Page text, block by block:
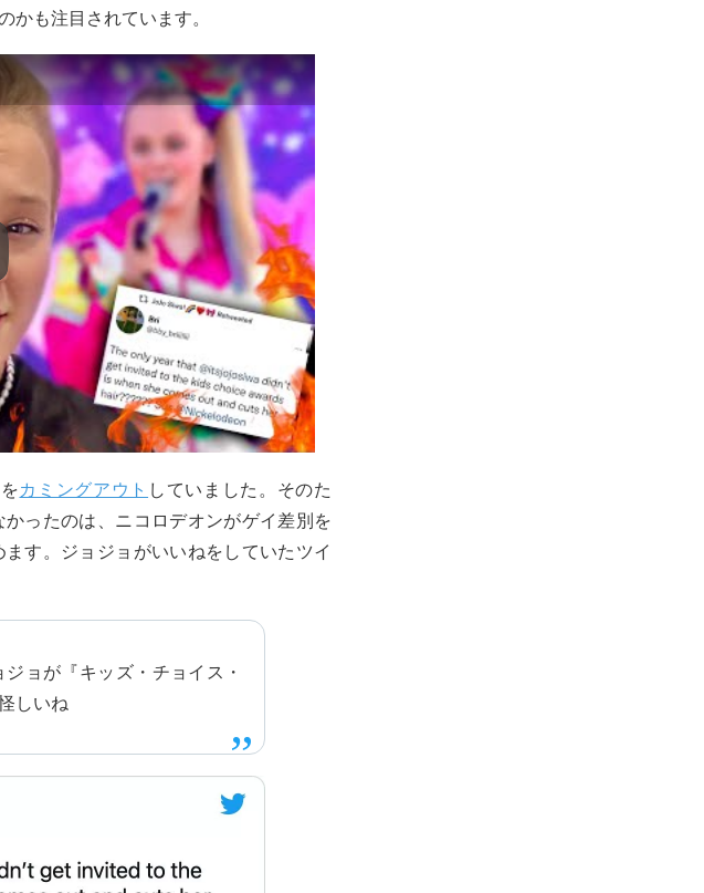
も注目されています。
カミングアウト していました。そのた
ったのは、ニコロデオンがゲイ差別を
す。ジョジョがいいねをしていたツイ
ョが『キッズ・チョイス・
しいね